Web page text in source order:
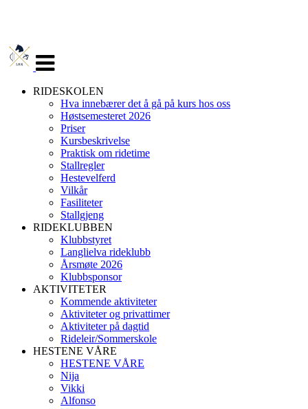
navigasjon
RIDESKOLEN
Hva innebærer det å gå på kurs hos oss
Høstsemesteret 2026
Priser
Kursbeskrivelse
Praktisk om ridetime
Stallregler
Hestevelferd
Vilkår
Fasiliteter
Stallgjeng
RIDEKLUBBEN
Klubbstyret
Langlielva rideklubb
Årsmøte 2026
Klubbsponsor
AKTIVITETER
Kommende aktiviteter
Aktiviteter og privattimer
Aktiviteter på dagtid
Rideleir/Sommerskole
HESTENE VÅRE
HESTENE VÅRE
Nija
Vikki
Alfonso